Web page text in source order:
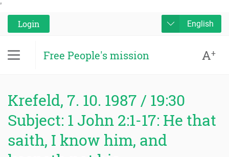
'
Login
English
Free People's mission A+
Krefeld, 7. 10. 1987 / 19:30
Subject: 1 John 2:1-17: He that
saith, I know him, and